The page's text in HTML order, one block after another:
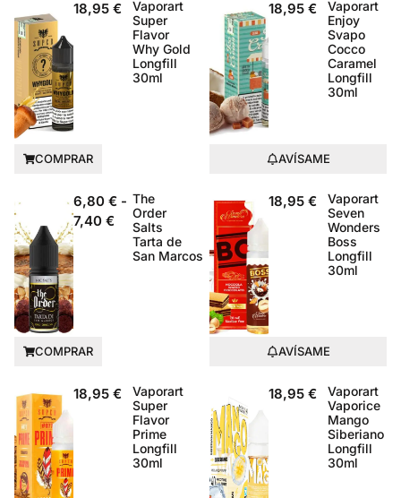
18,95 €
Vaporart
Super
Flavor
Why Gold
Longfill
30ml
COMPRAR
18,95 €
Vaporart
Enjoy
Svapo
Cocco
Caramel
Longfill
30ml
AVÍSAME
6,80 € -
7,40 €
The
Order
Salts
Tarta de
San Marcos
COMPRAR
18,95 €
Vaporart
Seven
Wonders
Boss
Longfill
30ml
AVÍSAME
18,95 €
Vaporart
Super
Flavor
Prime
Longfill
30ml
18,95 €
Vaporart
Vaporice
Mango
Siberiano
Longfill
30ml